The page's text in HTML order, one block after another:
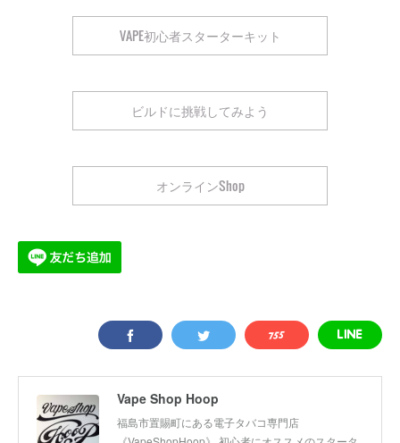
VAPE初心者スターターキット
ビルドに挑戦してみよう
オンラインShop
Vape Shop Hoop
福島市置賜町にある電子タバコ専門店